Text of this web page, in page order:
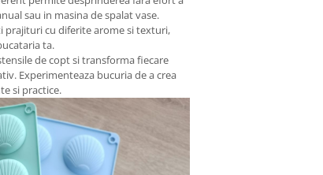
sau in masina de spalat vase.
prajituri cu diferite arome si texturi,
ta.
de copt si transforma fiecare
Experimenteaza bucuria de a crea
si practice.